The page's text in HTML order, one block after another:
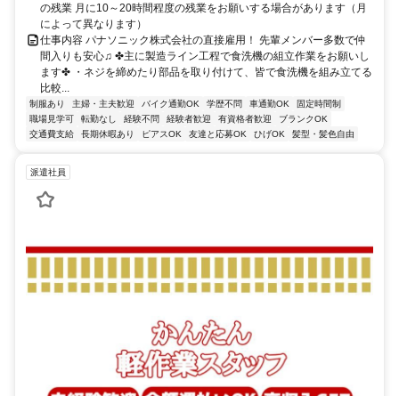
の残業 月に10～20時間程度の残業をお願いする場合があります（月
によって異なります）
仕事内容 パナソニック株式会社の直接雇用！ 先輩メンバー多数で仲
間入りも安心♫ ✤主に製造ライン工程で食洗機の組立作業をお願いし
ます✤ ・ネジを締めたり部品を取り付けて、皆で食洗機を組み立てる
比較...
制服あり 主婦・主夫歓迎 バイク通勤OK 学歴不問 車通勤OK
固定時間制
職場見学可
転勤なし 経験不問 経験者歓迎 有資格者歓迎
ブランクOK
交通費支給
長期休暇あり ピアスOK 友達と応募OK ひげOK 髪型・髪色自由
派遣社員